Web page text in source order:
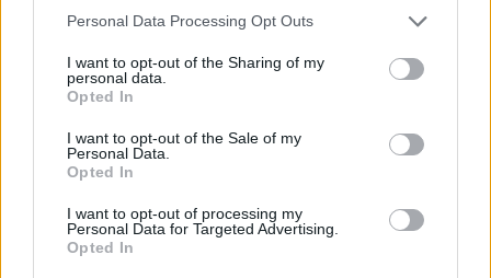
Please note that this website/app uses one or more Google
not limited to your visit or usage behaviour. You may click to
grant or deny consent to Google and its third-party tags to
use your data for below specified purposes in below Google
consent section.
Personal Data Processing Opt Outs
I want to opt-out of the Sharing of my
personal data.
Opted In
I want to opt-out of the Sale of my
Personal Data.
Opted In
I want to opt-out of processing my
Personal Data for Targeted Advertising.
Opted In
Davide Ferraro, giornalista esperto di consumi
dinamiche dello shopping online aiutando i
lettori a riconoscere lo sconto reale dal
marketing; collabora da anni con guide all
acquisto.